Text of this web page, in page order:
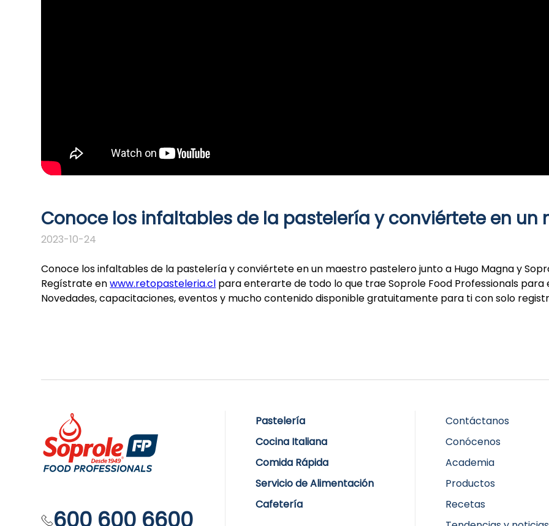
Conoce los infaltables de la pastelería y conviértete en un
2023-10-24
Conoce los infaltables de la pastelería y conviértete en un maestro pastelero junto a Hugo Magna y
Regístrate enwww.retopasteleria.cl para enterarte de todo lo que trae Soprole Food Professionals
Novedades, capacitaciones, eventos y mucho contenido disponible gratuitamente para ti con solo
600 600 6600
Pastelería
Cocina Italiana
Comida Rápida
Servicio de Alimentación
Cafetería
Contáctanos
Conócenos
Academia
Productos
Recetas